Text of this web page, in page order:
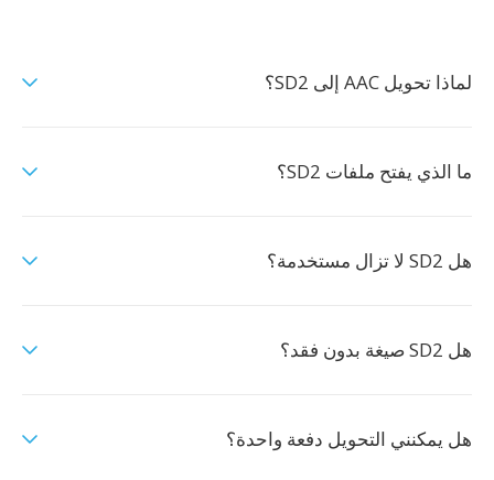
لماذا تحويل AAC إلى SD2؟
ما الذي يفتح ملفات SD2؟
هل SD2 لا تزال مستخدمة؟
هل SD2 صيغة بدون فقد؟
هل يمكنني التحويل دفعة واحدة؟